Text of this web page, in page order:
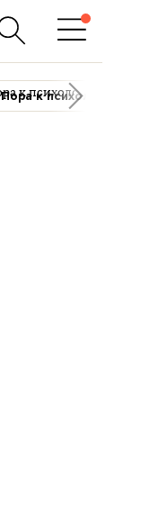
Пора к психологу